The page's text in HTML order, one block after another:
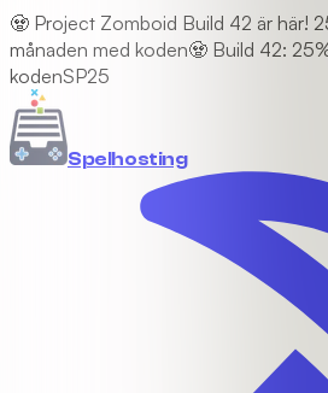
🧟 Project Zomboid Build 42 är här!
månaden med koden🧟 Build 42:
kodenSP25
Spelhosting